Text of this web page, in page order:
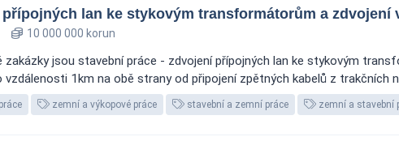
lan ke stykovým transformátorům a
10 000 000 korun
zakázky jsou stavební práce - zdvojení přípojných lan ke stykovým
vzdálenosti 1km na obě strany od připojení zpětných kabelů z trakčních
zemní a výkopové práce stavební a zemní práce zemní a stavební